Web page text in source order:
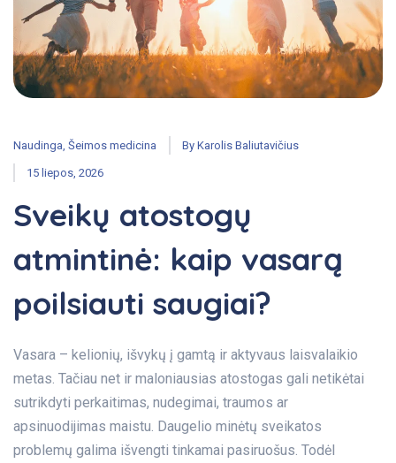
Naudinga Šeimos medicina By Karolis Baliutavičius
15 liepos, 2026
Sveikų atostogų
atmintinė: kaip vasarą
poilsiauti saugiai?
Vasara – kelionių, išvykų į gamtą ir aktyvaus laisvalaikio
metas. Tačiau net ir maloniausias atostogas gali netikėtai
sutrikdyti perkaitimas, nudegimai, traumos ar
apsinuodijimas maistu. Daugelio minėtų sveikatos
problemų galima išvengti tinkamai pasiruošus. Todėl